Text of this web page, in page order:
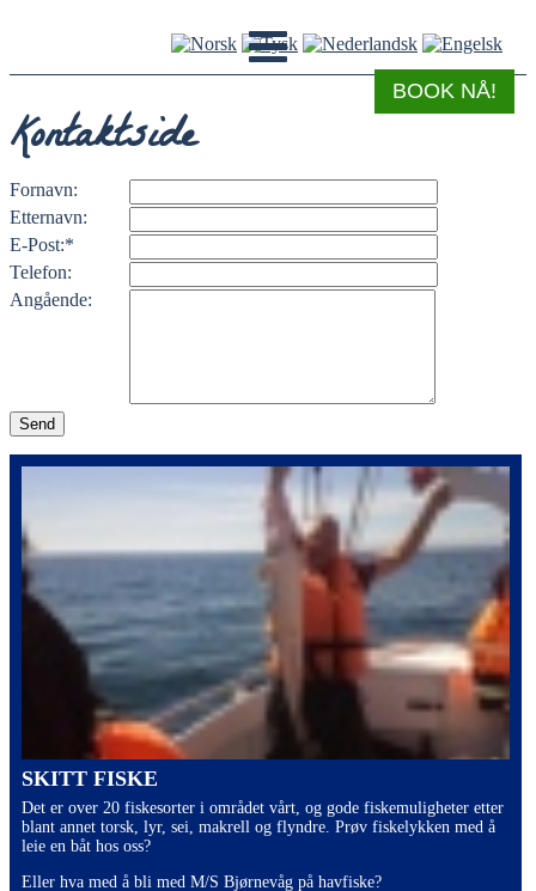
BOOK NÅ!
Kontaktside
Fornavn:
Etternavn:
E-Post:*
Telefon:
Angående:
SKITT FISKE
Det er over 20 fiskesorter i området vårt, og gode fiskemuligheter etter
blant annet torsk, lyr, sei, makrell og flyndre. Prøv fiskelykken med å
leie en båt hos oss?
Eller hva med å bli med M/S Bjørnevåg på havfiske?